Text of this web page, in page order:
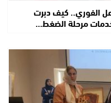
الفوري.. كيف دبرت
مرحلة الضغط…